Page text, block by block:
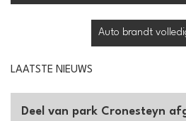
Auto brandt
LAATSTE NIEUWS
Deel van park Cronesteyn